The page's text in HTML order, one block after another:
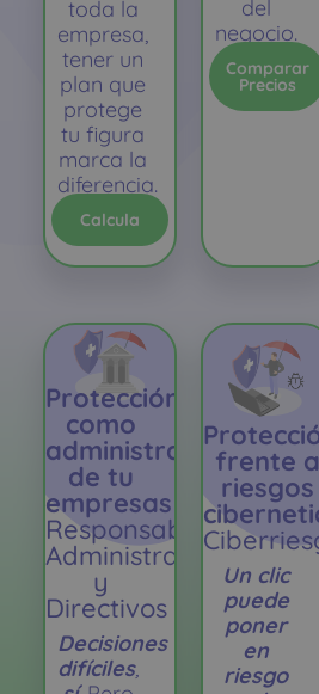
toda la
empresa,
tener un
plan que
protege
tu figura
marca la
diferencia.
Calcula
del
negocio.
Comparar
Precios
Protección
como
administrador/socio
de tu
empresas
Responsabilidad
Administradores
y
Directivos
Decisiones
difíciles,
frente a
riesgos
Un clic
puede
poner
en
riesgo